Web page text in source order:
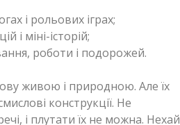
і рольових іграх;
і міні-історій;
роботи і подорожей.
живою і природною. Але їх
конструкції. Не
і плутати їх не можна. Нехай